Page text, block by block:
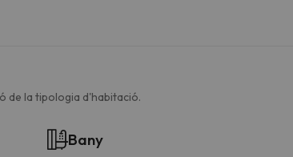
de la tipologia d'habitació.
Bany